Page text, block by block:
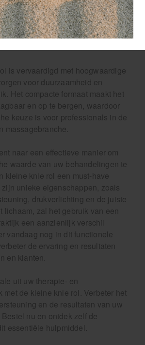
mogelijk om toegang te krijgen tot
tijdens de behandeling,
van de massage wordt
is vervaardigd met hoogwaardige
voor duurzaamheid en
Het compacte formaat maakt het
en op te bergen, waardoor
keuze is voor professionals in de
massagebranche.
naar een effectieve manier om
waarde van uw behandelingen te
kleine knie rol een must-have
unieke eigenschappen, zoals
drukverlichting en de juiste
lichaam, zal het gebruik van een
een aanzienlijk verschil
vandaag nog in dit functionele
de ervaring en resultaten
en klanten.
uit uw therapie- en
met de kleine knie rol. Verbeter het
en de resultaten van uw
nu en ontdek zelf de
essentiële hulpmiddel.